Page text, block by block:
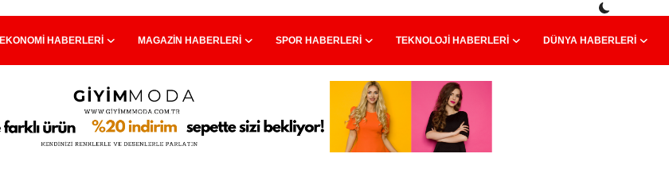
EKONOMI HABERLERI MAGAZIN HABERLERI SPOR HABERLERI TEKNOLOJI HABERLERI DÜNYA HABERLERI